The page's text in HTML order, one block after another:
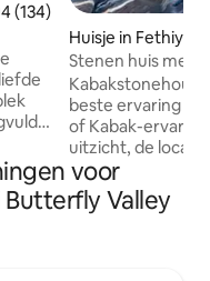
beoordeling van
(134)
en
dat
is,
Huisje in Fethiye
Stenen huis met
met uitzicht op
beste ervaring
of Kabak-
uitzicht, de
domineren elk
Een stenen huis
terraspaviljoen,
voor
Valley